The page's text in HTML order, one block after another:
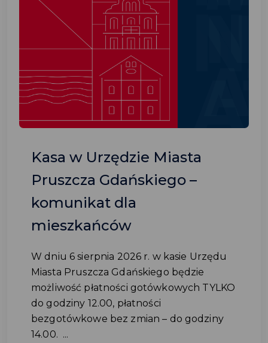
Kasa w Urzędzie Miasta
Pruszcza Gdańskiego –
komunikat dla
mieszkańców
W dniu 6 sierpnia 2026 r. w kasie Urzędu
Miasta Pruszcza Gdańskiego będzie
możliwość płatności gotówkowych TYLKO
do godziny 12.00, płatności
bezgotówkowe bez zmian – do godziny
14.00. ...